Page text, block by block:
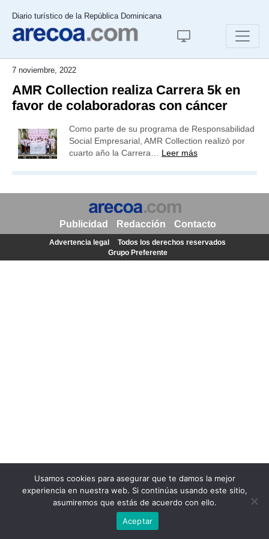
Diario turístico de la República Dominicana
7 noviembre, 2022
AMR Collection realiza Carrera 5k en
favor de colaboradoras con cáncer
Como parte de su programa de Responsabilidad
Social Empresarial, AMR Collection realizó por
cuarto año la Carrera… Leer más
Usamos cookies para asegurar que te damos la mejor
experiencia en nuestra web. Si continúas usando este sitio,
asumiremos que estás de acuerdo con ello.
Aceptar
Publicidad Redacción Contacto
Advertencia legal
Todos los derechos reservados
Grupo Preferente